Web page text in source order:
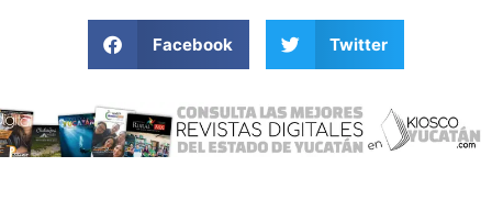
Facebook Twitter